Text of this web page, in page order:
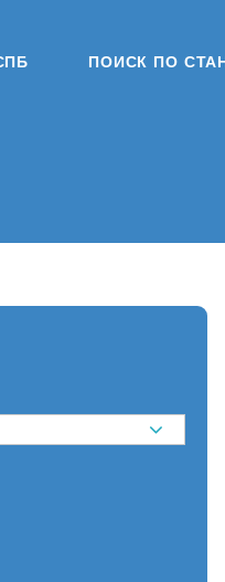
ПОИСК ПО